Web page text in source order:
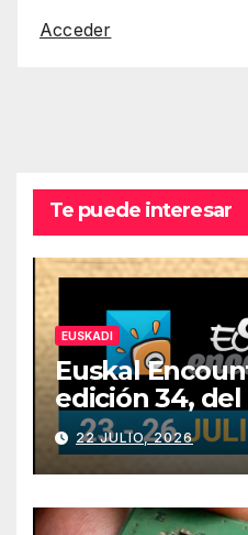
Acceder
Te puede interesar
EUSKADI
Euskal
edición 34, del
julio
22 JULIO, 2026